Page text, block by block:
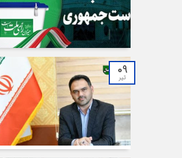
09
تیر